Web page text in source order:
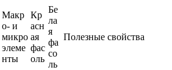
Макр
о- и
микро
элеме
нты
Кр
асн
ая
фас
оль
Бе
ла
я
фа
со
ль
Полезные свойства